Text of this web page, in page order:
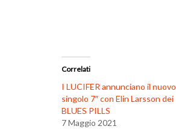
Correlati
I LUCIFER annunciano il nuovo
singolo 7″ con Elin Larsson dei
BLUES PILLS
7 Maggio 2021